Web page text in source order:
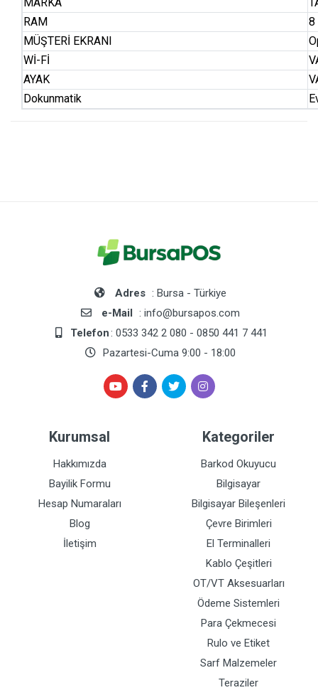
RAM
8
MÜŞTERİ EKRANI
Wİ-Fİ
AYAK
Dokunmatik
Adres : Bursa - Türkiye
e-Mail : info@bursapos.com
Telefon: 0533 342 2 080 - 0850 441 7 441
Pazartesi-Cuma 9:00 - 18:00
Kurumsal
Hakkımızda
Bayilik Formu
Hesap Numaraları
Blog
İletişim
Kategoriler
Barkod Okuyucu
Bilgisayar
Bilgisayar Bileşenleri
Çevre Birimleri
El Terminalleri
Kablo Çeşitleri
OT/VT Aksesuarları
Ödeme Sistemleri
Para Çekmecesi
Rulo ve Etiket
Sarf Malzemeler
Teraziler